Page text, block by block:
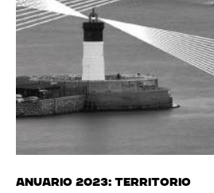
Anuario 2023: territorio